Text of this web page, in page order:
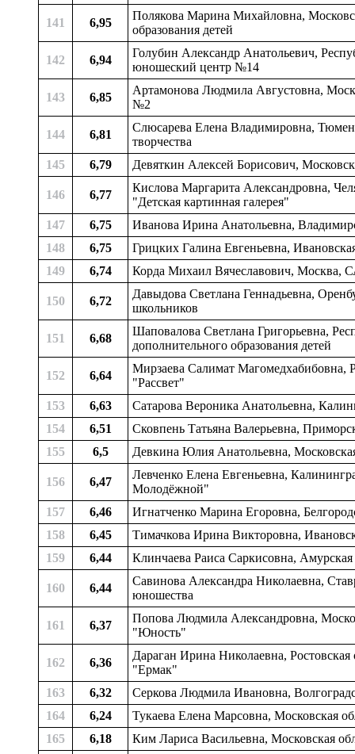
141 6,95
Полякова Марина Михайловна,
образования детей
142 6,94
Голубин Александр Анатольевич,
юношеский центр №14
143 6,85
Артамонова Людмила Августовна,
№2
144 6,81
Слюсарева Елена Владимировна,
творчества
145
6,79 Девяткин Алексей Борисович,
146 6,77
Кислова Маргарита Александровна,
"Детская картинная галерея"
147
6,75
Иванова Ирина Анатольевна,
148
6,75
Грицких Галина Евгеньевна,
149
6,74 Корда Михаил Вячеславович, Москва,
150 6,72
Давыдова Светлана Геннадьевна,
школьников
151 6,68
Шаповалова Светлана Григорьевна,
дополнительного образования детей
152 6,64
Мирзаева Салимат Магомедхабибовна,
"Рассвет"
153
6,63
Сатарова Вероника Анатольевна,
154
6,51
Сковпень Татьяна Валерьевна,
155
6,5 Девкина Юлия Анатольевна,
156 6,47
Левченко Елена Евгеньевна,
Молодёжной"
157
6,46
Игнатченко Марина Егоровна,
158
6,45
Тимачкова Ирина Викторовна,
159
6,44 Клинчаева Раиса Саркисовна, Амурская
160 6,44
Савинова Александра Николаевна,
юношества
161 6,37
Попова Людмила Александровна,
"Юность"
162 6,36
Дараган Ирина Николаевна, Ростовская
"Ермак"
163
6,32
Серкова Людмила Ивановна,
164
6,24
Тукаева Елена Марсовна, Московская
165
6,18 Ким Лариса Васильевна, Московская